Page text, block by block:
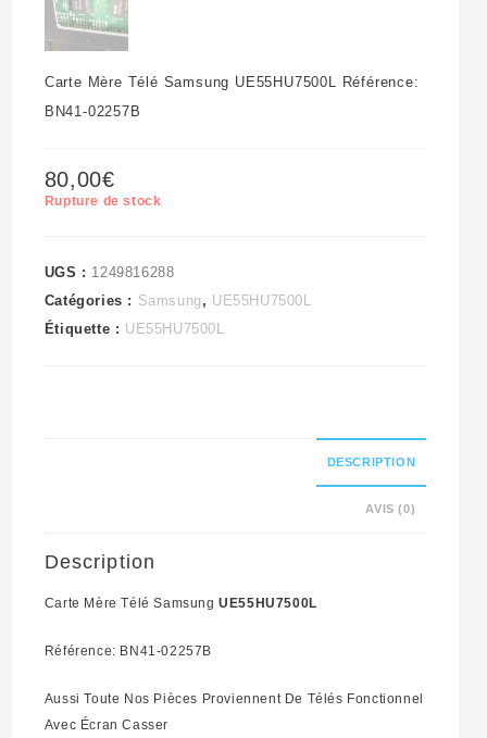
Carte Mère Télé Samsung UE55HU7500L Référence:
BN41-02257B
80,00€
Rupture de stock
UGS : 1249816288
Catégories : Samsung, UE55HU7500L
Étiquette : UE55HU7500L
DESCRIPTION
AVIS (0)
Description
Carte Mère Télé SamsungUE55HU7500L
Référence: BN41-02257B
Aussi Toute Nos Pièces Proviennent De Télés Fonctionnel
Avec Écran Casser